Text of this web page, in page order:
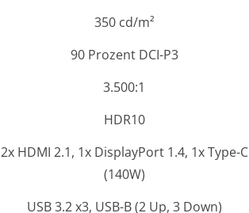
350 cd/m²
90 Prozent DCI-P3
3.500:1
HDR10
2x HDMI 2.1, 1x DisplayPort 1.4, 1x Type-C
(140W)
USB 3.2 x3, USB-B (2 Up, 3 Down)